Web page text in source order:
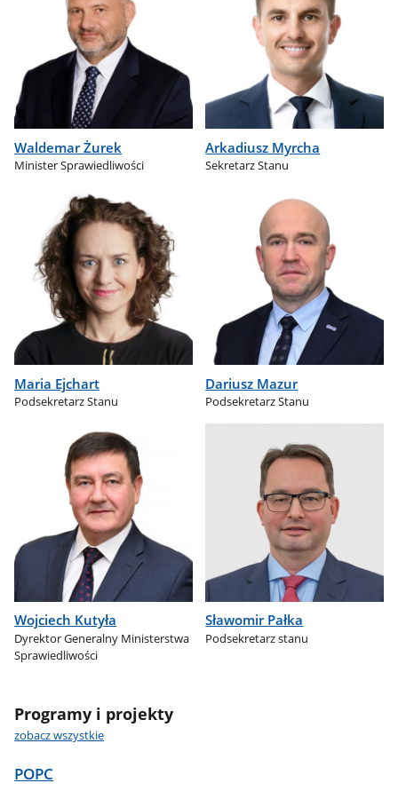
Waldemar Żurek
Minister Sprawiedliwości
Arkadiusz Myrcha
Sekretarz Stanu
Maria Ejchart
Podsekretarz Stanu
Dariusz Mazur
Podsekretarz Stanu
Wojciech Kutyła
Dyrektor Generalny Ministerstwa
Sprawiedliwości
Sławomir Pałka
Podsekretarz stanu
Programy i projekty
zobacz wszystkie
POPC